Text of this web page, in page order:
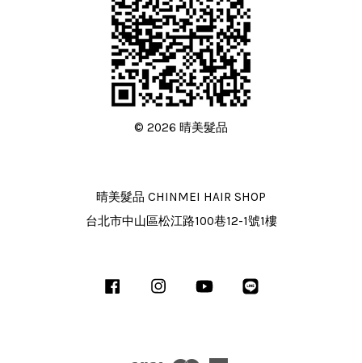
© 2026 晴美髮品
晴美髮品 CHINMEI HAIR SHOP
台北市中山區松江路100巷12-1號1樓
Facebook InstagramYouTube